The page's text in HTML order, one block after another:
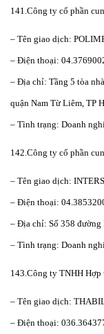
141.Công ty cổ phần
– Tên giao dịch:
– Điện thoại:
– Địa chỉ: Tầng 5 tòa
quận Nam Từ Liêm, TP
– Tình trạng: Doanh
142.Công ty cổ phần
– Tên giao dịch:
– Điện thoại:
– Địa chỉ: Số 358
– Tình trạng: Doanh
143.Công ty TNHH
– Tên giao dịch:
– Điện thoại: